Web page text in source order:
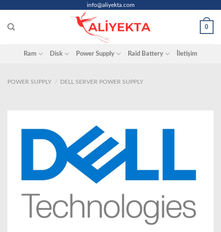
content
info@aliyekta.com
0
Ram Disk Power Supply Raid Battery İletişim
POWER SUPPLY / DELL SERVER POWER SUPPLY